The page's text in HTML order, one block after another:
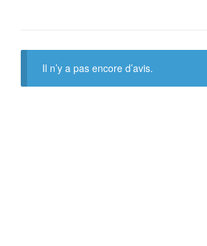
Il n’y a pas encore d’avis.